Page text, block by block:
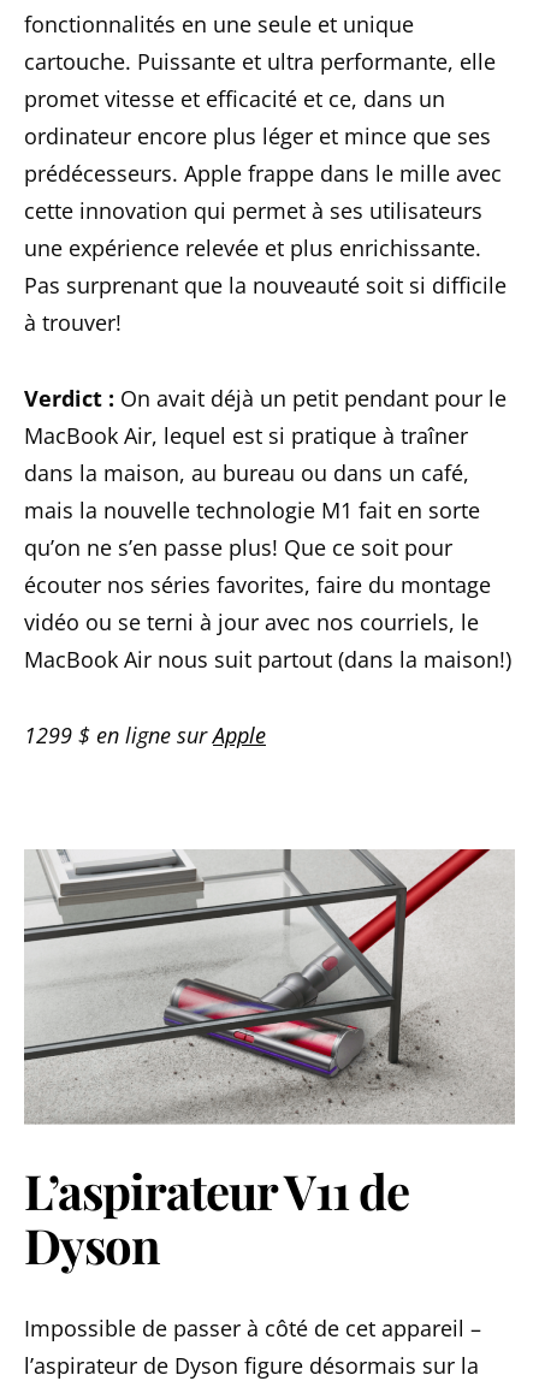
fonctionnalités en une seule et unique
cartouche. Puissante et ultra performante, elle
promet vitesse et efficacité et ce, dans un
ordinateur encore plus léger et mince que ses
prédécesseurs. Apple frappe dans le mille avec
cette innovation qui permet à ses utilisateurs
une expérience relevée et plus enrichissante.
Pas surprenant que la nouveauté soit si difficile
à trouver!
Verdict : On avait déjà un petit pendant pour le
MacBook Air, lequel est si pratique à traîner
dans la maison, au bureau ou dans un café,
mais la nouvelle technologie M1 fait en sorte
qu’on ne s’en passe plus! Que ce soit pour
écouter nos séries favorites, faire du montage
vidéo ou se terni à jour avec nos courriels, le
MacBook Air nous suit partout (dans la maison!)
1299 $ en ligne surApple
L’aspirateur V11 de
Dyson
Impossible de passer à côté de cet appareil –
l’aspirateur de Dyson figure désormais sur la